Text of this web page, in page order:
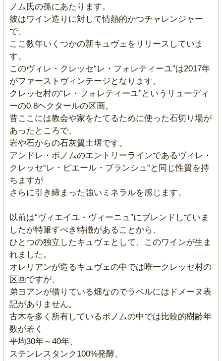
ノム氏の孫にあたります。
彼はワイン造りに対して情熱的かつチャレンジャー
で、
ここ数年いくつかの新キュヴェをリリースしていま
す。
このヴィレ・クレッセ“レ・フォレティーユ”は2017年
がファーストヴィンテージとなります。
クレッセ村の“レ・フォレティーユ”というリューディ
ーの0.8ヘクタールの区画。
昔ここには教会や家をたてるために使った石切り場が
あったところで、
岩や石からの石灰質土壌です。
アンドレ・ボノムのエントリーラインであるヴィレ・
クレッセ“レ・ピエール・ブランシュ”と同じ性質を持
ちますが
さらに引き締まった強いミネラルを感じます。
以前は“ヴィエイユ・ヴィーニュ”にブレンドしていま
したが特筆すべき特徴があることから、
ひとつの独立したキュヴェとして、このワインが生ま
れました。
オレリアンが造るキュヴェの中では唯一クレッセ村の
区画ですが、
弟ヨアンが借りている畑なのでラベルにはドメーヌ表
記がありません。
古木を多く所有しているボノムの中では比較的樹齢年
数が若く
平均30年～40年、
ステンレスタンク100%発酵、